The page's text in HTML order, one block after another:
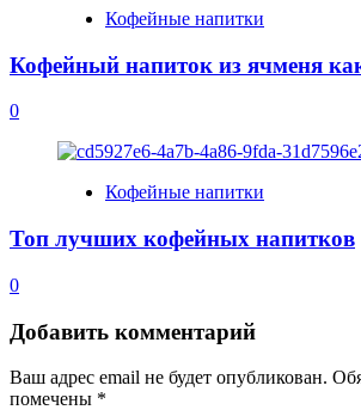
Кофейные напитки
Кофейный напиток из ячменя
0
Кофейные напитки
Топ лучших кофейных напитков
0
Добавить комментарий
Ваш адрес email не будет опубликован.
помечены *